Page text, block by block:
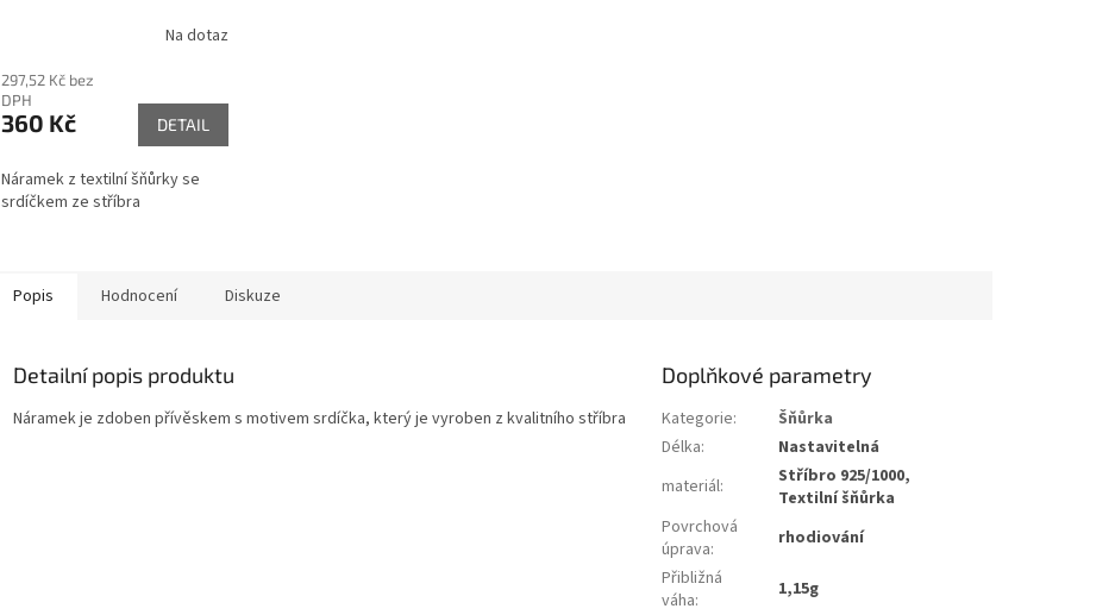
Na dotaz
297,52 Kč bez
DPH
360 Kč DETAIL
Náramek z textilní šňůrky se
srdíčkem ze stříbra
Popis Hodnocení Diskuze
Detailní popis produktu
Náramek je zdoben přívěskem s motivem srdíčka, který je vyroben z kvalitního stříbra
Doplňkové parametry
Kategorie:
Šňůrka
Délka:
Nastavitelná
materiál:
Stříbro 925/1000,
Textilní šňůrka
Povrchová
úprava:
rhodiování
Přibližná
váha:
1,15g